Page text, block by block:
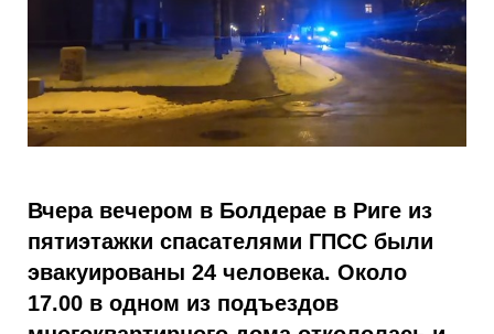
Вчера вечером в Болдерае в Риге из
пятиэтажки спасателями ГПСС были
эвакуированы 24 человека. Около
17.00 в одном из подъездов